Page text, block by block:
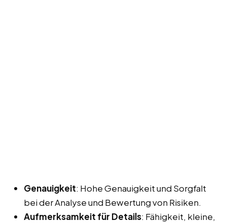
Genauigkeit: Hohe Genauigkeit und Sorgfalt
bei der Analyse und Bewertung von Risiken.
Aufmerksamkeit für Details: Fähigkeit, kleine,